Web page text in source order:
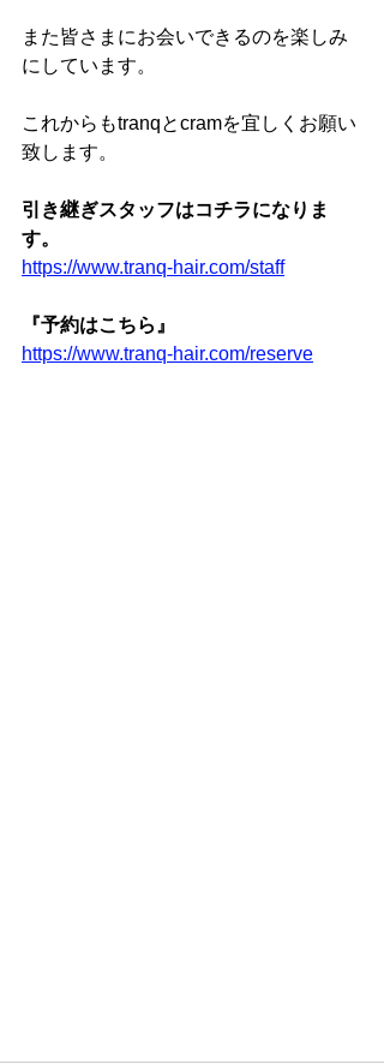
また皆さまにお会いできるのを楽しみ
にしています。
これからもtranqとcramを宜しくお願い
致します。
引き継ぎスタッフはコチラになりま
す。
https://www.tranq-hair.com/staff
『予約はこちら』
https://www.tranq-hair.com/reserve